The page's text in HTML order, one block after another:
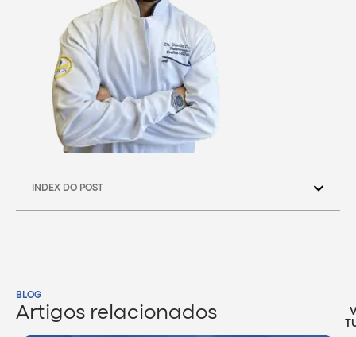
INDEX DO POST
BLOG
Artigos relacionados